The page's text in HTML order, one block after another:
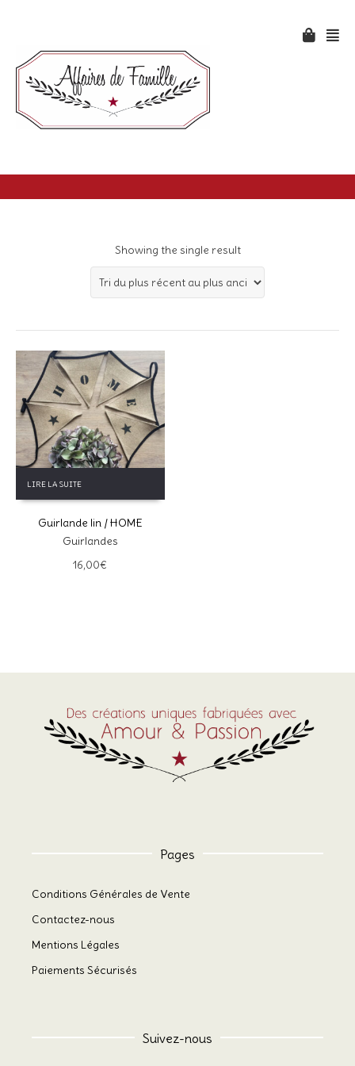
Showing the single result
LIRE LA SUITE
Guirlande lin / HOME
Guirlandes
16,00€
Pages
Conditions Générales de Vente
Contactez-nous
Mentions Légales
Paiements Sécurisés
Suivez-nous